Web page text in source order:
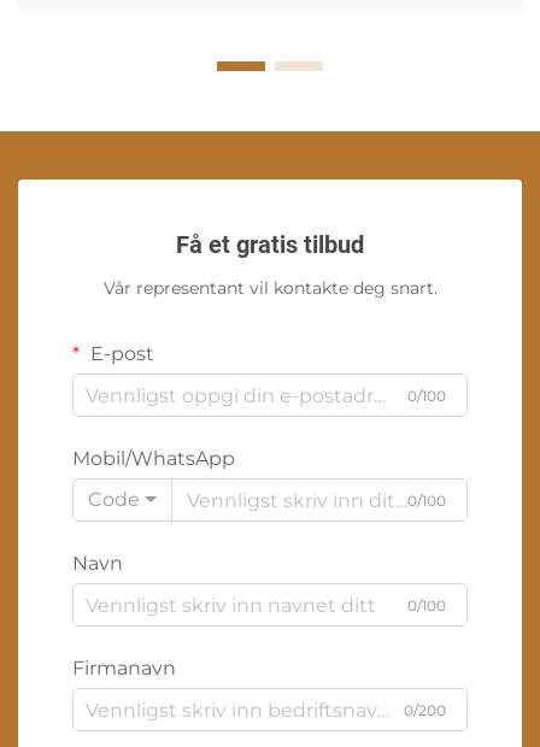
Få et gratis tilbud
Vår representant vil kontakte deg snart.
E-post
0/100
Mobil/WhatsApp
Code
0/100
Navn
0/100
Firmanavn
0/200